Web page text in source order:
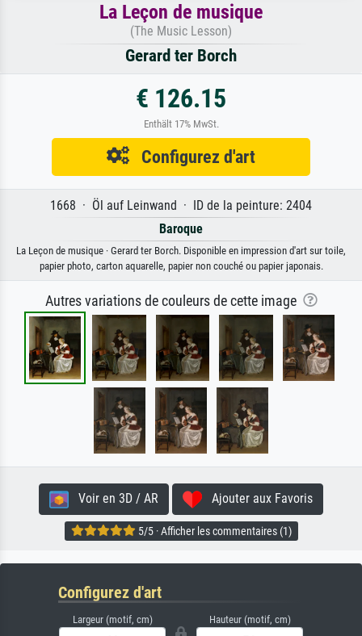
La Leçon de musique
(The Music Lesson)
Gerard ter Borch
€ 126.15
Enthält 17% MwSt.
Configurez d'art
1668 · Öl auf Leinwand · ID de la peinture: 2404
Baroque
La Leçon de musique · Gerard ter Borch. Disponible en impression d'art sur toile,
papier photo, carton aquarelle, papier non couché ou papier japonais.
Autres variations de couleurs de cette image
Voir en 3D / AR Ajouter aux Favoris
5/5 · Afficher les commentaires (1)
Configurez d'art
Largeur (motif, cm) Hauteur (motif, cm)